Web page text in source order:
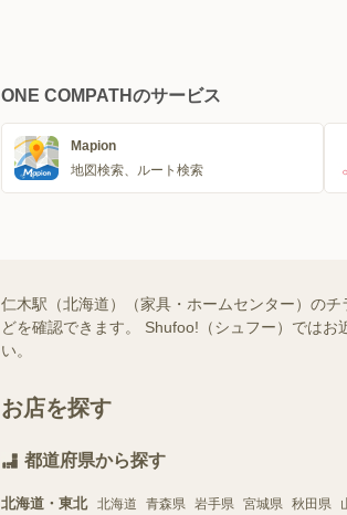
ONE COMPATHのサービス
Mapion
地図検索、ルート検索
仁木駅（北海道）（家具・ホームセンター）の
どを確認できます。 Shufoo!（シュフー）では
い。
お店を探す
都道府県から探す
北海道・東北 北海道 青森県 岩手県 宮城県 秋田県